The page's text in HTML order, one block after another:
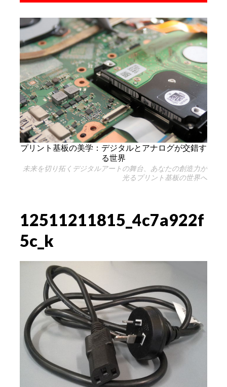
プリント基板の美学：デジタルとアナログが交錯す
る世界
未来を切り拓くデジタルアートの舞台、あなたの創造力が
光るプリント基板の世界へ
12511211815_4c7a922f
5c_k